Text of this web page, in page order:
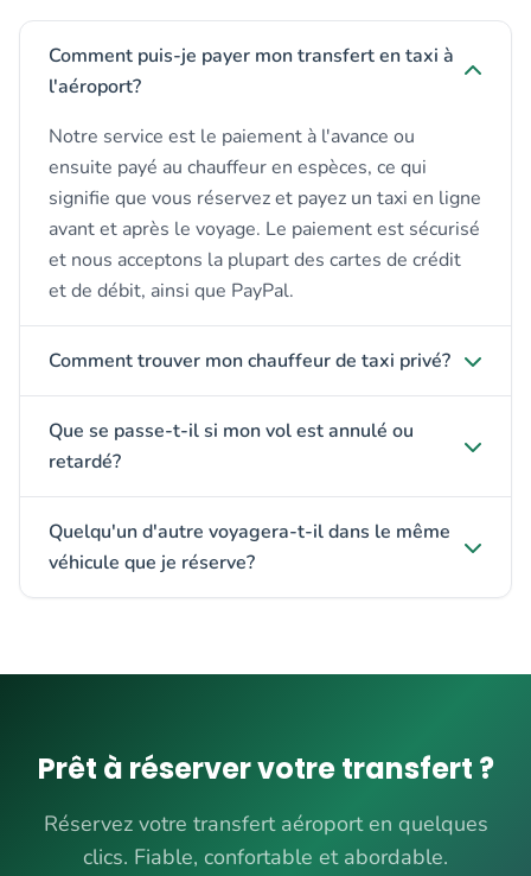
Comment puis-je payer mon transfert en taxi à
l'aéroport?
Notre service est le paiement à l'avance ou
ensuite payé au chauffeur en espèces, ce qui
signifie que vous réservez et payez un taxi en ligne
avant et après le voyage. Le paiement est sécurisé
et nous acceptons la plupart des cartes de crédit
et de débit, ainsi que PayPal.
Comment trouver mon chauffeur de taxi privé?
Que se passe-t-il si mon vol est annulé ou
retardé?
Quelqu'un d'autre voyagera-t-il dans le même
véhicule que je réserve?
Prêt à réserver votre transfert ?
Réservez votre transfert aéroport en quelques
clics. Fiable, confortable et abordable.